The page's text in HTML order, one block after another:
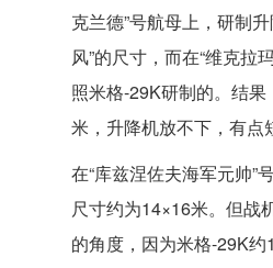
克兰德”号航母上，研制
风”的尺寸，而在“维克拉
照米格-29K研制的。结
米，升降机放不下，有点
在“库兹涅佐夫海军元帅”
尺寸约为14×16米。但战
的角度，因为米格-29K